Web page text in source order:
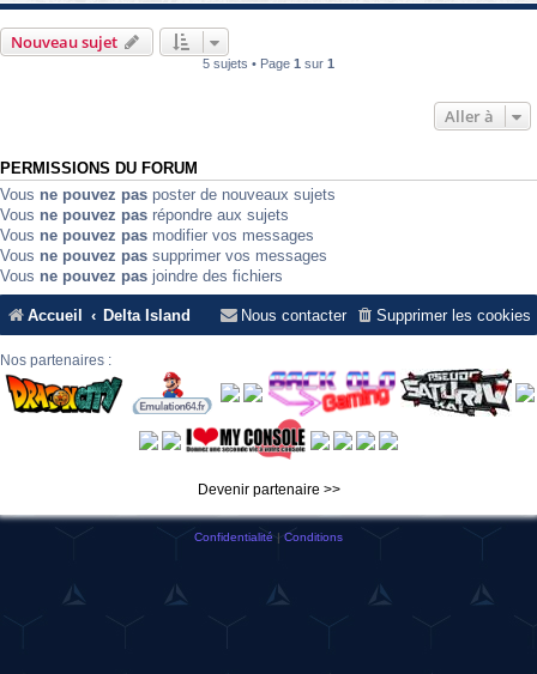
Nouveau sujet
5 sujets • Page 1 sur 1
Aller à
PERMISSIONS DU FORUM
Vous ne pouvez pas poster de nouveaux sujets
Vous ne pouvez pas répondre aux sujets
Vous ne pouvez pas modifier vos messages
Vous ne pouvez pas supprimer vos messages
Vous ne pouvez pas joindre des fichiers
Accueil Delta Island Supprimer les cookies
Nous contacter
Nos partenaires :
Devenir partenaire >>
Confidentialité | Conditions